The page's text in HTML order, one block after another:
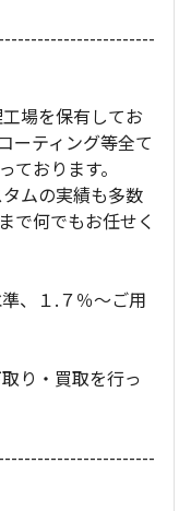
場を保有してお
ーティング等全て
おります。
ムの実績も多数
で何でもお任せく
、１.７％～ご用
り・買取を行っ